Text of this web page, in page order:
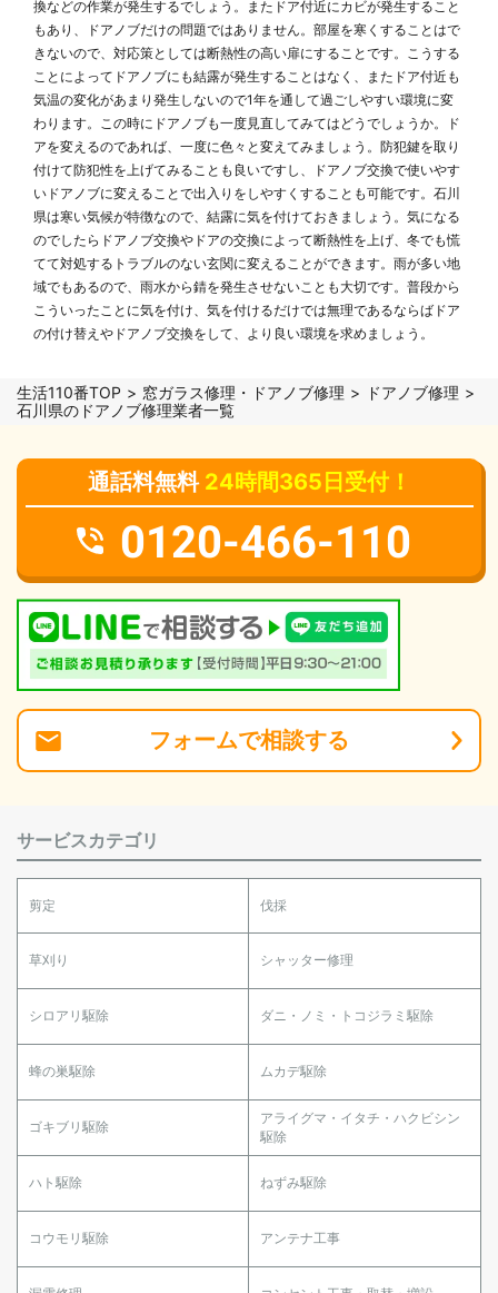
換などの作業が発生するでしょう。またドア付近にカビが発生すること
もあり、ドアノブだけの問題ではありません。部屋を寒くすることはで
きないので、対応策としては断熱性の高い扉にすることです。こうする
ことによってドアノブにも結露が発生することはなく、またドア付近も
気温の変化があまり発生しないので1年を通して過ごしやすい環境に変
わります。この時にドアノブも一度見直してみてはどうでしょうか。ド
アを変えるのであれば、一度に色々と変えてみましょう。防犯鍵を取り
付けて防犯性を上げてみることも良いですし、ドアノブ交換で使いやす
いドアノブに変えることで出入りをしやすくすることも可能です。石川
県は寒い気候が特徴なので、結露に気を付けておきましょう。気になる
のでしたらドアノブ交換やドアの交換によって断熱性を上げ、冬でも慌
てて対処するトラブルのない玄関に変えることができます。雨が多い地
域でもあるので、雨水から錆を発生させないことも大切です。普段から
こういったことに気を付け、気を付けるだけでは無理であるならばドア
の付け替えやドアノブ交換をして、より良い環境を求めましょう。
生活110番TOP 窓ガラス修理・ドアノブ修理
ドアノブ修理
石川県のドアノブ修理業者一覧
通話料無料 24時間365日受付！
0120-466-110
フォームで相談する
サービスカテゴリ
剪定 伐採
草刈り シャッター修理
シロアリ駆除 ダニ・ノミ・トコジラミ駆除
蜂の巣駆除 ムカデ駆除
ゴキブリ駆除
アライグマ・イタチ・ハクビシン
駆除
ハト駆除 ねずみ駆除
コウモリ駆除 アンテナ工事